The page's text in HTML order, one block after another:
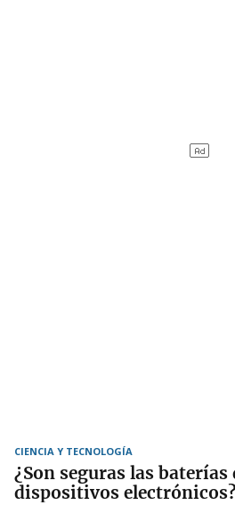
CIENCIA Y TECNOLOGÍA
¿Son seguras las baterías
dispositivos electrónicos?